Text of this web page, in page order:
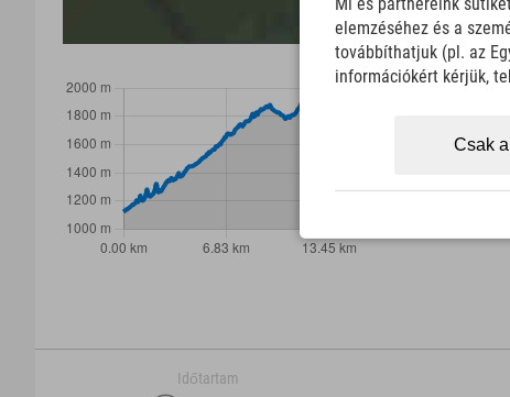
Időtartam
elemzéséhez és a
továbbíthatjuk (pl. az
információkért kérjük,
Csak